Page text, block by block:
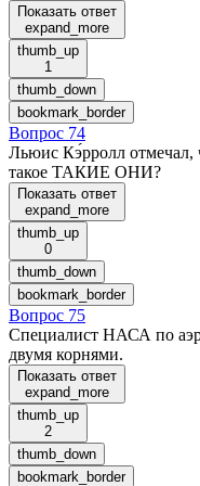
Показать ответ
expand_more
thumb_up
1
thumb_down
bookmark_border
Вопрос 74
Льюис Кэ́рролл отмечал,
такое ТАКИЕ ОНИ?
Показать ответ
expand_more
thumb_up
0
thumb_down
bookmark_border
Вопрос 75
Специалист НАСА по
двумя корнями.
Показать ответ
expand_more
thumb_up
2
thumb_down
bookmark_border